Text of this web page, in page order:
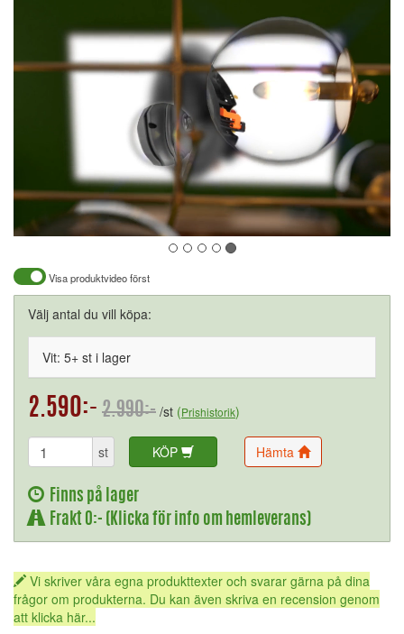
Visa produktvideo först
Välj antal du vill köpa:
Vit: 5+ st i lager
2.590:- 2.990:- /st (Prishistorik)
st KÖP Hämta
Finns på lager
Frakt 0:- (Klicka för info om hemleverans)
Vi skriver våra egna produkttexter och svarar gärna på dina
frågor om produkterna. Du kan även skriva en recension genom
att klicka här...